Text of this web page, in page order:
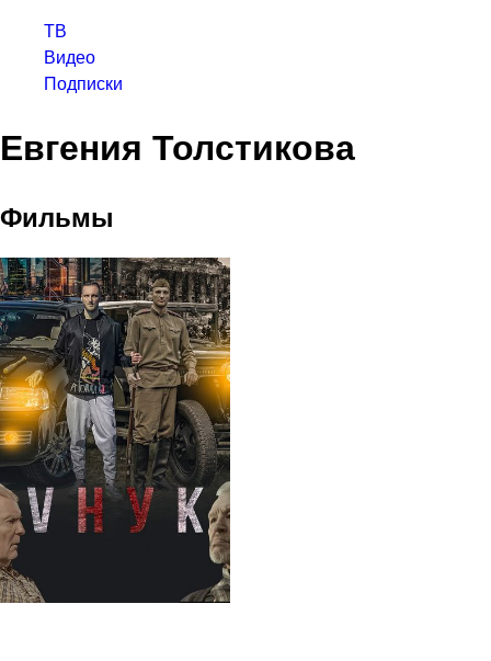
ТВ
Видео
Подписки
Евгения Толстикова
Фильмы